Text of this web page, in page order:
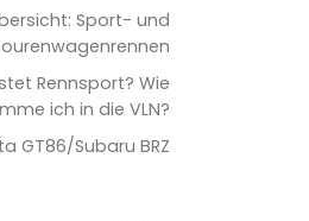
Sport- und
Rennsport? Wie
ich in die VLN?
GT86/Subaru BRZ